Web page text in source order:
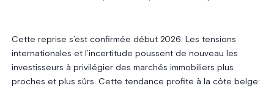
Cette reprise s’est confirmée début 2026. Les tensions
internationales et l’incertitude poussent de nouveau les
investisseurs à privilégier des marchés immobiliers plus
proches et plus sûrs. Cette tendance profite à la côte belge: